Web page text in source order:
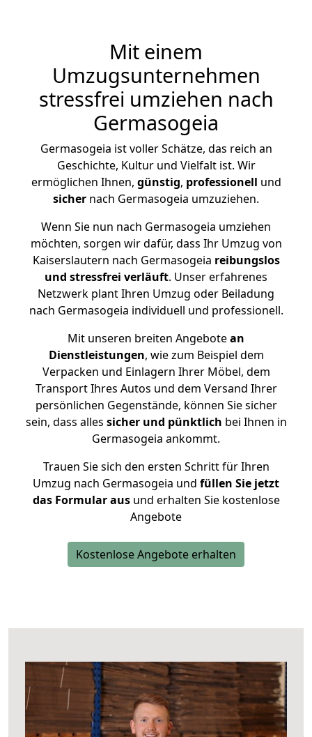
Mit einem
Umzugsunternehmen
stressfrei umziehen nach
Germasogeia
Germasogeia ist voller Schätze, das reich an
Geschichte, Kultur und Vielfalt ist. Wir
ermöglichen Ihnen, günstig, professionell und
sicher nach Germasogeia umzuziehen.
Wenn Sie nun nach Germasogeia umziehen
möchten, sorgen wir dafür, dass Ihr Umzug von
Kaiserslautern nach Germasogeia reibungslos
und stressfrei verläuft. Unser erfahrenes
Netzwerk plant Ihren Umzug oder Beiladung
nach Germasogeia individuell und professionell.
Mit unseren breiten Angebotean
Dienstleistungen, wie zum Beispiel dem
Verpacken und Einlagern Ihrer Möbel, dem
Transport Ihres Autos und dem Versand Ihrer
persönlichen Gegenstände, können Sie sicher
sein, dass alles sicher und pünktlich bei Ihnen in
Germasogeia ankommt.
Trauen Sie sich den ersten Schritt für Ihren
Umzug nach Germasogeia und füllen Sie jetzt
das Formular ausund erhalten Sie kostenlose
Angebote
Kostenlose Angebote erhalten